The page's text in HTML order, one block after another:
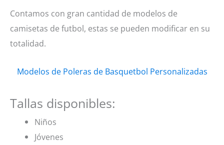
Contamos con gran cantidad de modelos de
camisetas de futbol, estas se pueden modificar en su
totalidad.
Modelos de Poleras de Basquetbol Personalizadas
Tallas disponibles:
Niños
Jóvenes